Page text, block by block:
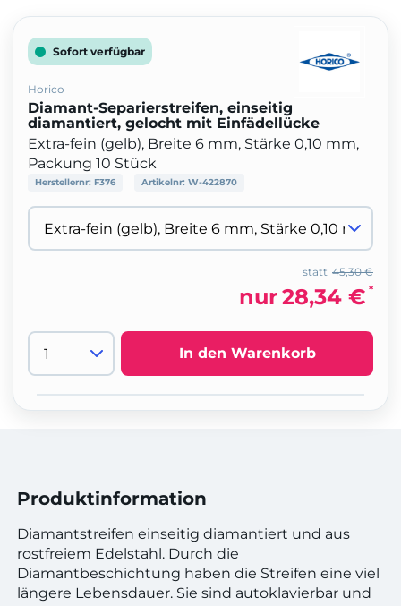
Sofort verfügbar
Horico
Diamant-Separierstreifen, einseitig
diamantiert, gelocht mit Einfädellücke
Extra-fein (gelb), Breite 6 mm, Stärke 0,10 mm,
Packung 10 Stück
Herstellernr: F376 Artikelnr: W-422870
45,30 €
statt
nur28,34 € *
In den Warenkorb
Produktinformation
Diamantstreifen einseitig diamantiert und aus
rostfreiem Edelstahl. Durch die
Diamantbeschichtung haben die Streifen eine viel
längere Lebensdauer. Sie sind autoklavierbar und